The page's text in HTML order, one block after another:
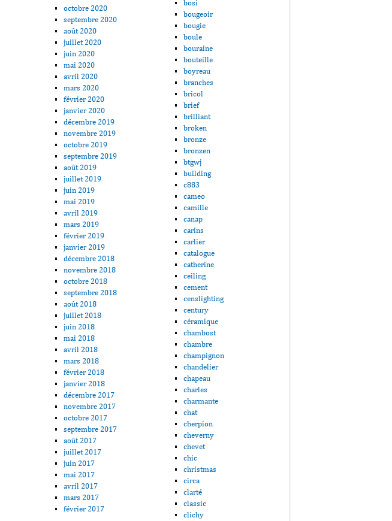
octobre 2020
septembre 2020
août 2020
juillet 2020
juin 2020
mai 2020
avril 2020
mars 2020
février 2020
janvier 2020
décembre 2019
novembre 2019
octobre 2019
septembre 2019
août 2019
juillet 2019
juin 2019
mai 2019
avril 2019
mars 2019
février 2019
janvier 2019
décembre 2018
novembre 2018
octobre 2018
septembre 2018
août 2018
juillet 2018
juin 2018
mai 2018
avril 2018
mars 2018
février 2018
janvier 2018
décembre 2017
novembre 2017
octobre 2017
septembre 2017
août 2017
juillet 2017
juin 2017
mai 2017
avril 2017
mars 2017
février 2017
bosi
bougeoir
bougie
boule
bouraine
bouteille
boyreau
branches
bricol
brief
brilliant
broken
bronze
bronzen
btgwj
building
c883
cameo
camille
canap
carins
carlier
catalogue
catherine
ceiling
cement
censlighting
century
céramique
chambost
chambre
champignon
chandelier
chapeau
charles
charmante
chat
cherpion
cheverny
chevet
chic
christmas
circa
clarté
classic
clichy